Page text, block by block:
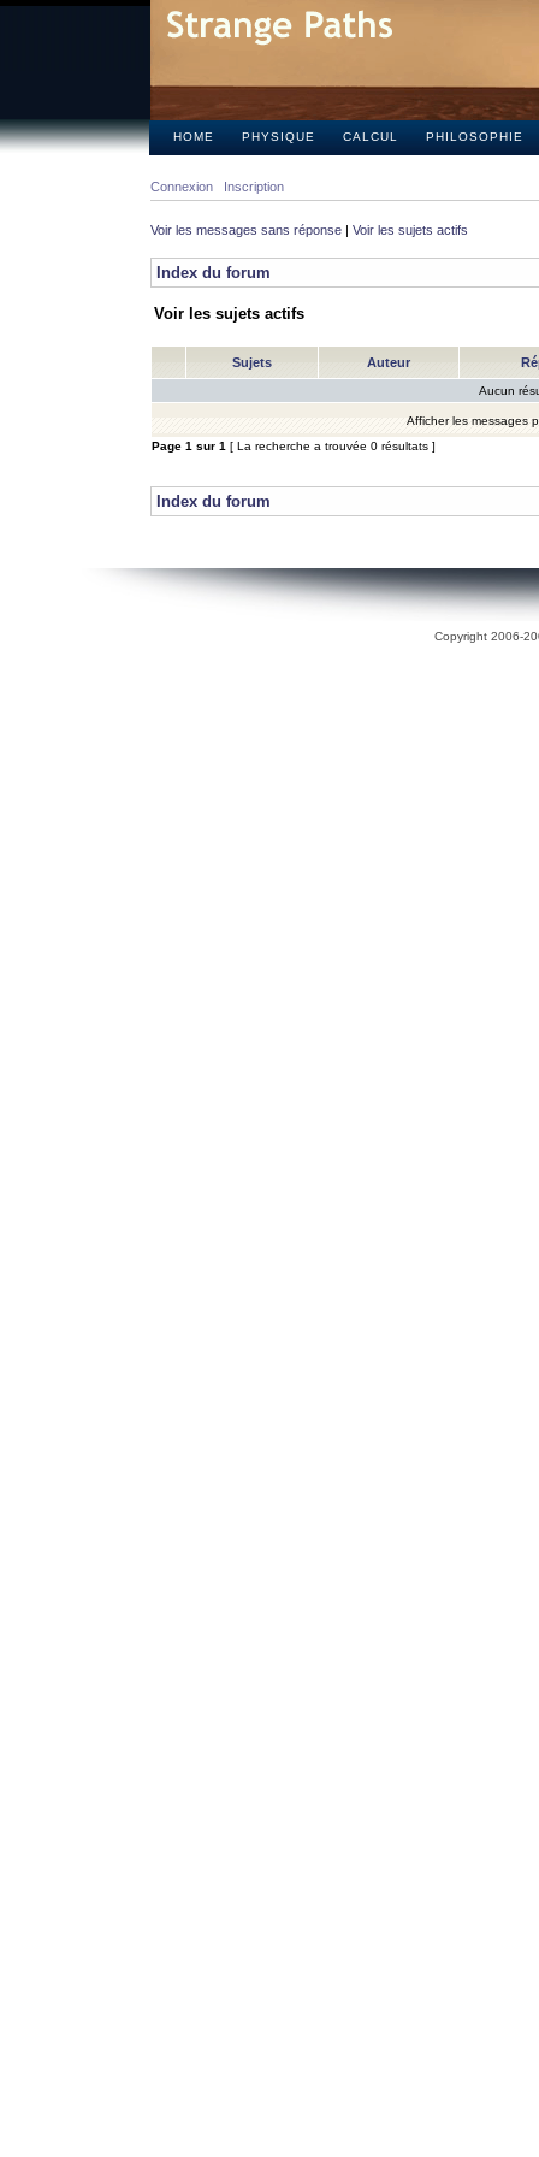
HOME PHYSIQUE CALCUL PHILOSOPHIE
Connexion Inscription
Voir les messages sans réponse | Voir les sujets actifs
Index du forum
Voir les sujets actifs
Sujets Auteur
Aucun
Afficher les messages
Page 1 sur 1 [ La recherche a trouvée 0 résultats ]
Index du forum
Copyright 2006-